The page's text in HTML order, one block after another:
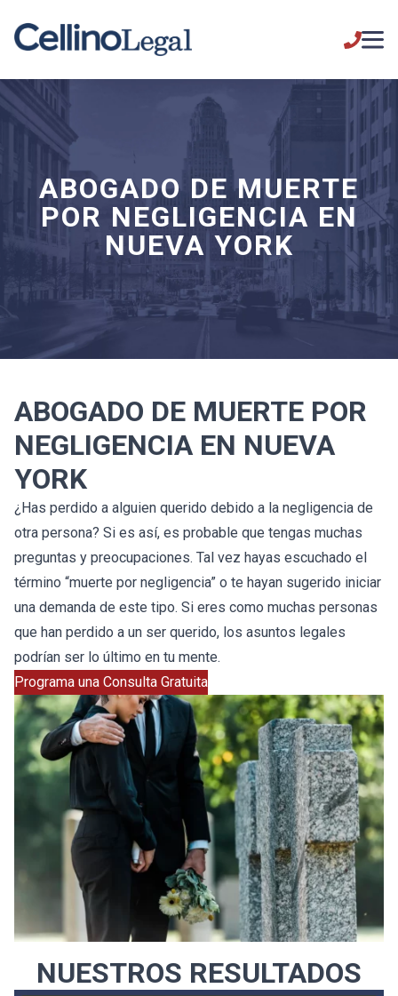
ABOGADO DE MUERTE
POR NEGLIGENCIA EN
NUEVA YORK
ABOGADO DE MUERTE POR
NEGLIGENCIA EN NUEVA
YORK
¿Has perdido a alguien querido debido a la negligencia de
otra persona? Si es así, es probable que tengas muchas
preguntas y preocupaciones. Tal vez hayas escuchado el
término “muerte por negligencia” o te hayan sugerido iniciar
una demanda de este tipo. Si eres como muchas personas
que han perdido a un ser querido, los asuntos legales
podrían ser lo último en tu mente.
Programa una Consulta Gratuita
NUESTROS RESULTADOS